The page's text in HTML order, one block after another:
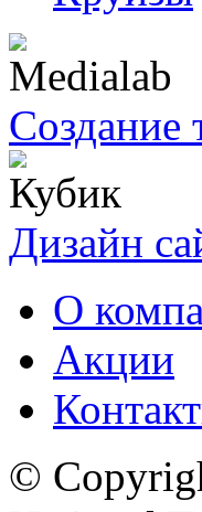
Создание
Дизайн
О
Акции
©